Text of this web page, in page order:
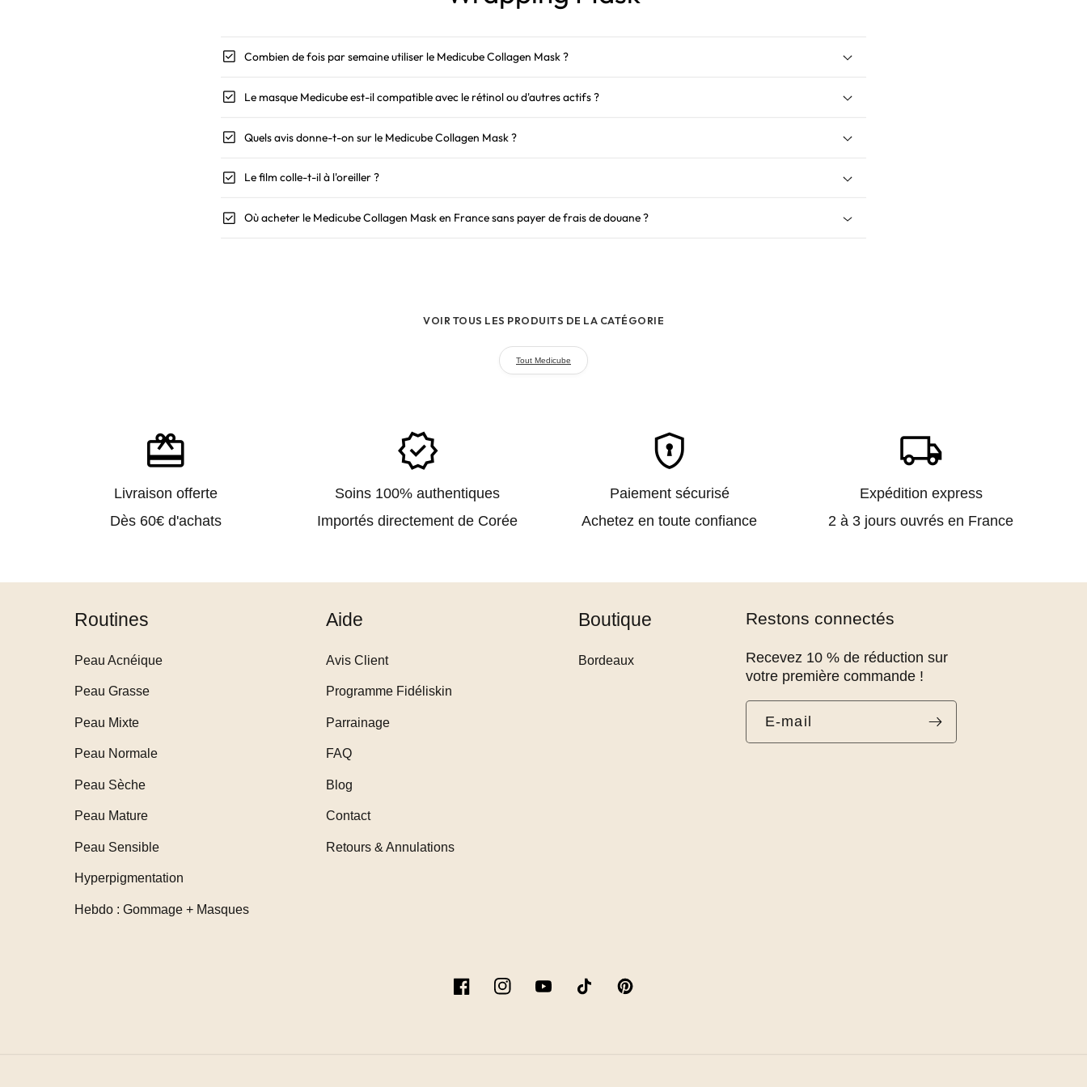
check_box Combien de fois par semaine utiliser le Medicube Collagen Mask ?
check_box Le masque Medicube est-il compatible avec le rétinol ou d'autres actifs ?
check_box Quels avis donne-t-on sur le Medicube Collagen Mask ?
check_box Le film colle-t-il à l'oreiller ?
check_box Où acheter le Medicube Collagen Mask en France sans payer de frais de douane ?
VOIR TOUS LES PRODUITS DE LA CATÉGORIE
Tout Medicube
redeem
Livraison offerte
Dès 60€ d'achats
verified
Soins 100% authentiques
Importés directement de Corée
encrypted
Paiement sécurisé
Achetez en toute confiance
local_shipping
Expédition express
2 à 3 jours ouvrés en France
Routines
Peau Acnéique
Peau Grasse
Peau Mixte
Peau Normale
Peau Sèche
Peau Mature
Peau Sensible
Hyperpigmentation
Hebdo : Gommage + Masques
Aide
Avis Client
Programme Fidéliskin
Parrainage
FAQ
Blog
Contact
Retours & Annulations
Boutique
Bordeaux
Restons connectés
Recevez 10 % de réduction sur
votre première commande !
E-mail
FacebookInstagramYouTubeTikTok Pinterest